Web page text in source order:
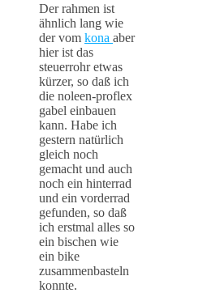
Der rahmen ist
ähnlich lang wie
der vom kona aber
hier ist das
steuerrohr etwas
kürzer, so daß ich
die noleen-proflex
gabel einbauen
kann. Habe ich
gestern natürlich
gleich noch
gemacht und auch
noch ein hinterrad
und ein vorderrad
gefunden, so daß
ich erstmal alles so
ein bischen wie
ein bike
zusammenbasteln
konnte.